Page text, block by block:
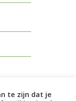
te zijn dat je